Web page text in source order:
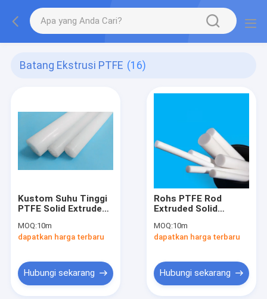
Batang Ekstrusi PTFE (16)
Kustom Suhu Tinggi
PTFE Solid Extruded
MOQ:10m
dapatkan harga terbaru
Hubungi sekarang
Rohs PTFE Rod
Extruded Solid
Korosi
MOQ:10m
dapatkan harga terbaru
Hubungi sekarang